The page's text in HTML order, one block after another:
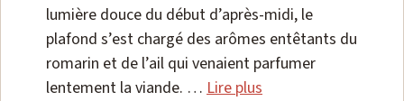
lumière douce du début d’après-midi, le
plafond s’est chargé des arômes entêtants du
romarin et de l’ail qui venaient parfumer
lentement la viande. … Lire plus